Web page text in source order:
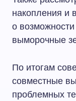
накопления и
о
выморочные
По итогам
совместные
проблемных